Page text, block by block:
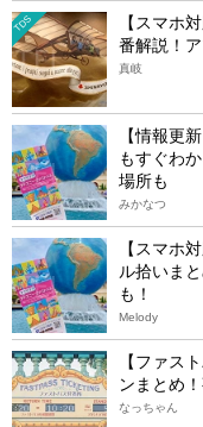
TDS
【スマホ
番解説！
真岐
【情報更
もすぐわ
場所も
みかなつ
【スマホ
ル拾いま
も！
Melody
【ファス
ンまとめ
なっちゃん